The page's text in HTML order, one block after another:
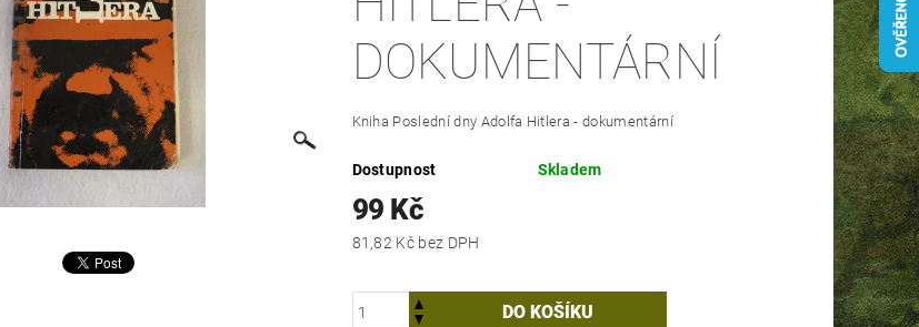
DOKUMENTÁRNÍ
Kniha Poslední dny Adolfa Hitlera - dokumentární
Dostupnost Skladem
99 Kč
81,82 Kč bez DPH